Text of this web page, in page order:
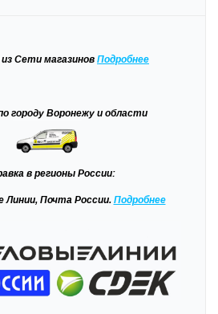
из Сети магазинов Подробнее
городу Воронежу и области
в регионы России:
Линии, Почта России. Подробнее